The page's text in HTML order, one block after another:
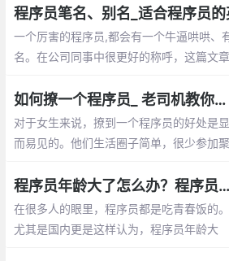
程序员笔名、别名_适合程序员
一个厉害的程序员,都会有一个牛逼哄哄、
名。在公司同事中很更好的称呼，这篇文
如何撩一个程序员_ 老司机教你怎么追程序员
对于女生来说，撩到一个程序员的好处是显
而易见的。他们生活圈子简单，很少参加聚
码的路上。这篇文章告诉你怎么撩程序员程序员年龄大了怎么办？程序员年龄大了的出路
在很多人的眼里，程序员都是吃青春饭的。
尤其是国内更是这样认为，程序员年龄大